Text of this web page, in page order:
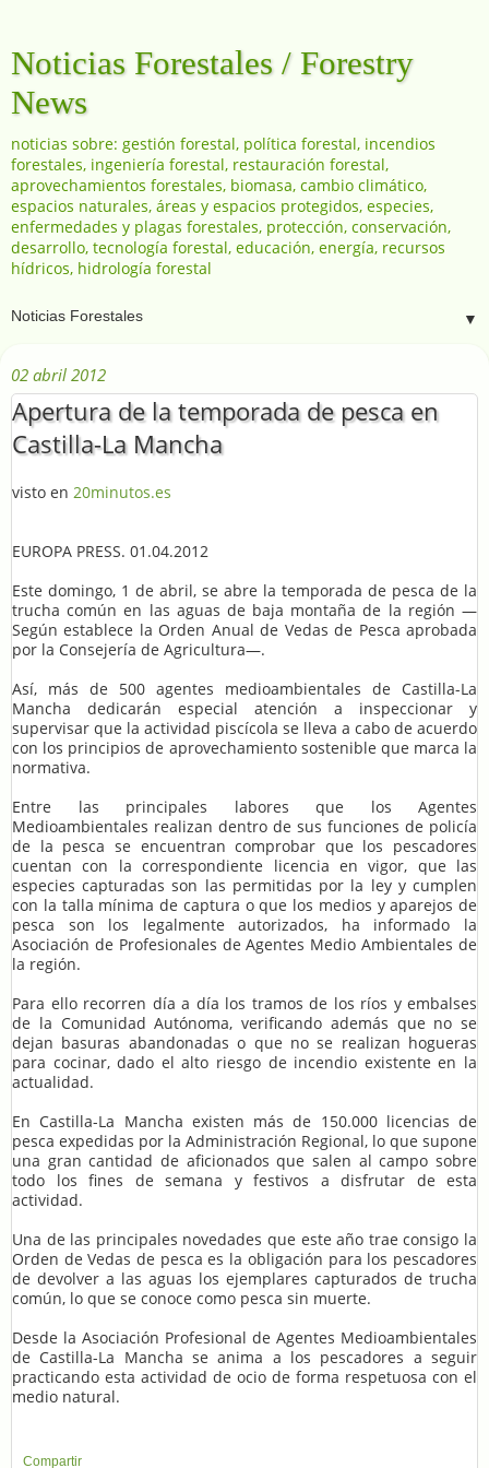
Noticias Forestales / Forestry
News
noticias sobre: gestión forestal, política forestal, incendios
forestales, ingeniería forestal, restauración forestal,
aprovechamientos forestales, biomasa, cambio climático,
espacios naturales, áreas y espacios protegidos, especies,
enfermedades y plagas forestales, protección, conservación,
desarrollo, tecnología forestal, educación, energía, recursos
hídricos, hidrología forestal
▼
02 abril 2012
Apertura de la temporada de pesca en
Castilla-La Mancha
visto en 20minutos.es
EUROPA PRESS. 01.04.2012
Este domingo, 1 de abril, se abre la temporada de pesca de la
trucha común en las aguas de baja montaña de la región —
Según establece la Orden Anual de Vedas de Pesca aprobada
por la Consejería de Agricultura—.
Así, más de 500 agentes medioambientales de Castilla-La
Mancha dedicarán especial atención a inspeccionar y
supervisar que la actividad piscícola se lleva a cabo de acuerdo
con los principios de aprovechamiento sostenible que marca la
normativa.
Entre las principales labores que los Agentes
Medioambientales realizan dentro de sus funciones de policía
de la pesca se encuentran comprobar que los pescadores
cuentan con la correspondiente licencia en vigor, que las
especies capturadas son las permitidas por la ley y cumplen
con la talla mínima de captura o que los medios y aparejos de
pesca son los legalmente autorizados, ha informado la
Asociación de Profesionales de Agentes Medio Ambientales de
la región.
Para ello recorren día a día los tramos de los ríos y embalses
de la Comunidad Autónoma, verificando además que no se
dejan basuras abandonadas o que no se realizan hogueras
para cocinar, dado el alto riesgo de incendio existente en la
actualidad.
En Castilla-La Mancha existen más de 150.000 licencias de
pesca expedidas por la Administración Regional, lo que supone
una gran cantidad de aficionados que salen al campo sobre
todo los fines de semana y festivos a disfrutar de esta
actividad.
Una de las principales novedades que este año trae consigo la
Orden de Vedas de pesca es la obligación para los pescadores
de devolver a las aguas los ejemplares capturados de trucha
común, lo que se conoce como pesca sin muerte.
Desde la Asociación Profesional de Agentes Medioambientales
de Castilla-La Mancha se anima a los pescadores a seguir
practicando esta actividad de ocio de forma respetuosa con el
medio natural.
Compartir